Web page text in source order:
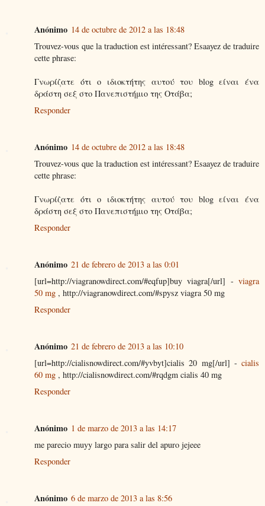
Anónimo 14 de octubre de 2012 a las 18:48
Trouvez-vous que la traduction est intéressant? Esaayez de traduire
cette phrase:
Γνωρίζατε ότι ο ιδιοκτήτης αυτού του blog είναι ένα
δράστη σεξ στο Πανεπιστήμιο της Οτάβα;
Responder
Anónimo 14 de octubre de 2012 a las 18:48
Trouvez-vous que la traduction est intéressant? Esaayez de traduire
cette phrase:
Γνωρίζατε ότι ο ιδιοκτήτης αυτού του blog είναι ένα
δράστη σεξ στο Πανεπιστήμιο της Οτάβα;
Responder
Anónimo 21 de febrero de 2013 a las 0:01
[url=http://viagranowdirect.com/#eqfup]buy viagra[/url] - viagra
50 mg , http://viagranowdirect.com/#spysz viagra 50 mg
Responder
Anónimo 21 de febrero de 2013 a las 10:10
[url=http://cialisnowdirect.com/#yvbyt]cialis 20 mg[/url] - cialis
60 mg , http://cialisnowdirect.com/#rqdgm cialis 40 mg
Responder
Anónimo 1 de marzo de 2013 a las 14:17
me parecio muyy largo para salir del apuro jejeee
Responder
Anónimo 6 de marzo de 2013 a las 8:56